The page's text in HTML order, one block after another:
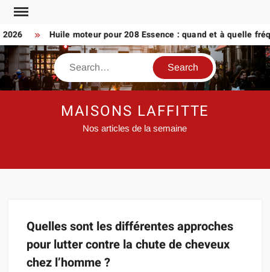
Skip
content
Huile moteur pour 208 Essence : quand et à quelle
Search
MAISONS LAFFITTE
Nos articles de la semaine
Quelles sont les différentes approches
pour lutter contre la chute de cheveux
chez l’homme ?